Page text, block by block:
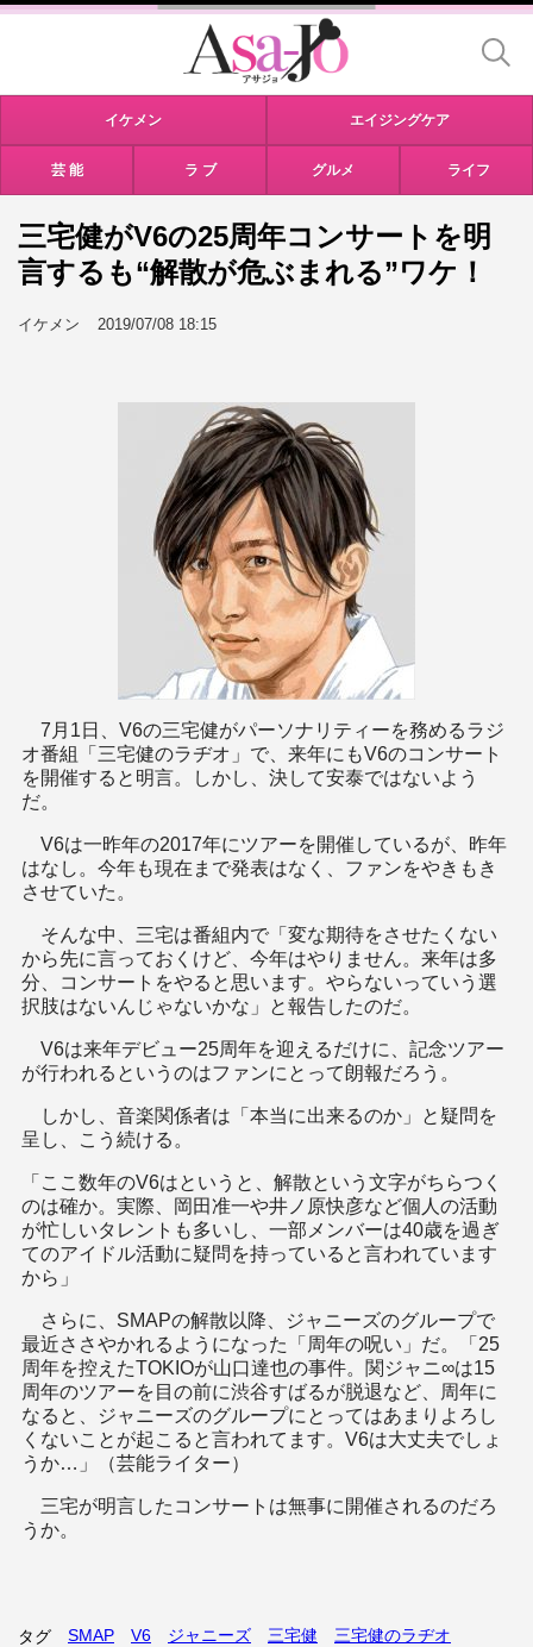
イケメン エイジングケア
芸 能 ラ ブ グルメ ライフ
三宅健がV6の25周年コンサートを明
言するも“解散が危ぶまれる”ワケ！
イケメン 2019/07/08 18:15
7月1日、V6の三宅健がパーソナリティーを務めるラジ
オ番組「三宅健のラヂオ」で、来年にもV6のコンサート
を開催すると明言。しかし、決して安泰ではないよう
だ。
V6は一昨年の2017年にツアーを開催しているが、昨年
はなし。今年も現在まで発表はなく、ファンをやきもき
させていた。
そんな中、三宅は番組内で「変な期待をさせたくない
から先に言っておくけど、今年はやりません。来年は多
分、コンサートをやると思います。やらないっていう選
択肢はないんじゃないかな」と報告したのだ。
V6は来年デビュー25周年を迎えるだけに、記念ツアー
が行われるというのはファンにとって朗報だろう。
しかし、音楽関係者は「本当に出来るのか」と疑問を
呈し、こう続ける。
「ここ数年のV6はというと、解散という文字がちらつく
のは確か。実際、岡田准一や井ノ原快彦など個人の活動
が忙しいタレントも多いし、一部メンバーは40歳を過ぎ
てのアイドル活動に疑問を持っていると言われています
から」
さらに、SMAPの解散以降、ジャニーズのグループで
最近ささやかれるようになった「周年の呪い」だ。「25
周年を控えたTOKIOが山口達也の事件。関ジャニ∞は15
周年のツアーを目の前に渋谷すばるが脱退など、周年に
なると、ジャニーズのグループにとってはあまりよろし
くないことが起こると言われてます。V6は大丈夫でしょ
うか…」（芸能ライター）
三宅が明言したコンサートは無事に開催されるのだろ
うか。
タグ SMAP V6 ジャニーズ 三宅健 三宅健のラヂオ